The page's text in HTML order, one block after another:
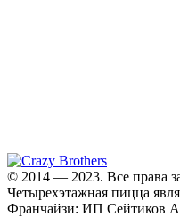
© 2014 — 2023. Все права
Четырехэтажная пицца
Франчайзи: ИП Сейтиков